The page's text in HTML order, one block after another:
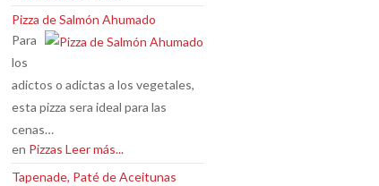
Pizza de Salmón Ahumado
Para
los
adictos o adictas a los vegetales,
esta pizza sera ideal para las
cenas…
en Pizzas Leer más...
Tapenade, Paté de Aceitunas